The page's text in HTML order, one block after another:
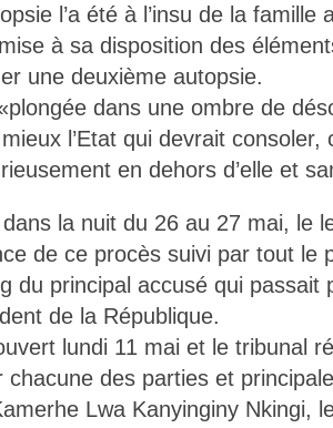
l’a été à l’insu de la famille
à sa disposition des
une deuxième autopsie.
dans une ombre de
l’Etat qui devrait
en dehors d’elle et
la nuit du 26 au 27 mai, le
de ce procès suivi par tout le
du principal accusé qui passait
de la République.
lundi 11 mai et le tribunal
chacune des parties et
Lwa Kanyinginy Nkingi,